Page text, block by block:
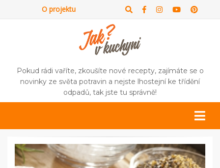
O projektu
Pokud rádi vaříte, zkoušíte nové recepty, zajímáte se o
novinky ze světa potravin a nejste lhostejní ke třídění
odpadů, tak jste tu správně!